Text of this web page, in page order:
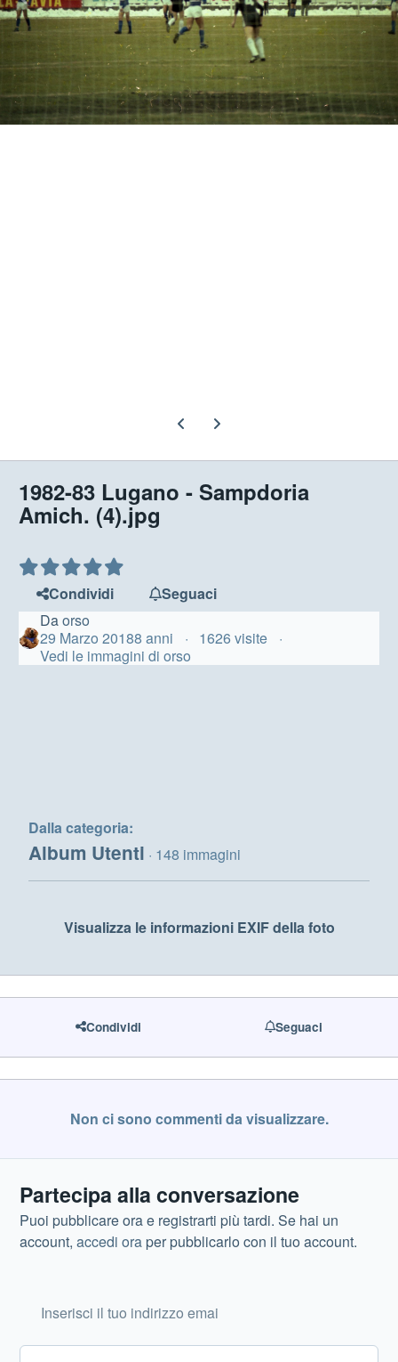
Previous carousel slide
Next carousel slide
1982-83 Lugano - Sampdoria
Amich. (4).jpg
Condividi
Seguaci
Daorso
29 Marzo 20188 anni
1626 visite
Vedi le immagini di orso
Dalla categoria:
Album Utenti · 148 immagini
Visualizza le informazioni EXIF della foto
Condividi Seguaci
Non ci sono commenti da visualizzare.
Partecipa alla conversazione
Puoi pubblicare ora e registrarti più tardi. Se hai un
account,accedi oraper pubblicarlo con il tuo account.